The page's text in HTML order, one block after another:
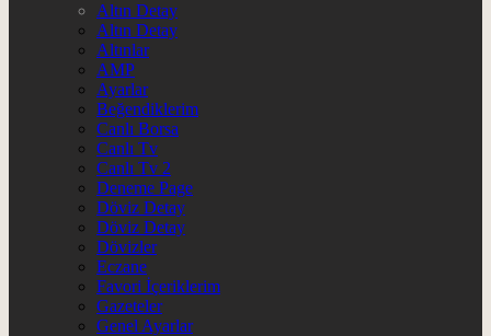
Altın Detay
Altın Detay
Altınlar
AMP
Ayarlar
Beğendiklerim
Canlı Borsa
Canlı Tv
Canlı Tv 2
Deneme Page
Döviz Detay
Döviz Detay
Dövizler
Eczane
Favori İçeriklerim
Gazeteler
Genel Ayarlar